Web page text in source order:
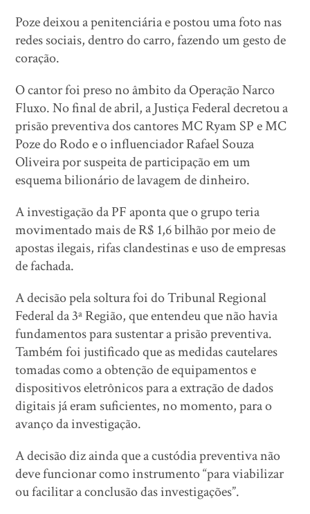
Poze deixou a penitenciária e postou uma foto nas
redes sociais, dentro do carro, fazendo um gesto de
coração.
O cantor foi preso no âmbito da Operação Narco
Fluxo. No final de abril, a Justiça Federal decretou a
prisão preventiva dos cantores MC Ryam SP e MC
Poze do Rodo e o influenciador Rafael Souza
Oliveira por suspeita de participação em um
esquema bilionário de lavagem de dinheiro.
A investigação da PF aponta que o grupo teria
movimentado mais de R$ 1,6 bilhão por meio de
apostas ilegais, rifas clandestinas e uso de empresas
de fachada.
A decisão pela soltura foi do Tribunal Regional
Federal da 3ª Região, que entendeu que não havia
fundamentos para sustentar a prisão preventiva.
Também foi justificado que as medidas cautelares
tomadas como a obtenção de equipamentos e
dispositivos eletrônicos para a extração de dados
digitais já eram suficientes, no momento, para o
avanço da investigação.
A decisão diz ainda que a custódia preventiva não
deve funcionar como instrumento “para viabilizar
ou facilitar a conclusão das investigações”.